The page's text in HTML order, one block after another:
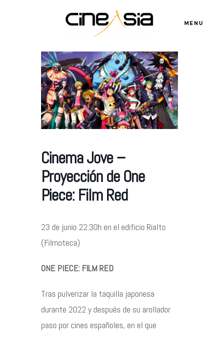
MENU
Cinema Jove –
Proyección de One
Piece: Film Red
23 de junio 22:30h en el edificio Rialto
(Filmoteca)
ONE PIECE: FILM RED
Tras pulverizar la taquilla japonesa
durante 2022 y después de su arollador
paso por cines españoles, en el que
Servicios
©2026 COPYRIGHT FLOTHEMES